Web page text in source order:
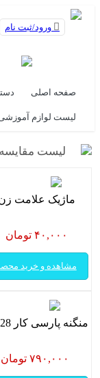
ورود/ثبت نام
صفحه اصلی دسته
لیست لوازم آموزشی
لیست مقایسه
ماژیک علامت زن
۴۰,۰۰۰ تومان
مشاهده و خرید
منگنه پارسی کار JM228
۷۹۰,۰۰۰ تومان